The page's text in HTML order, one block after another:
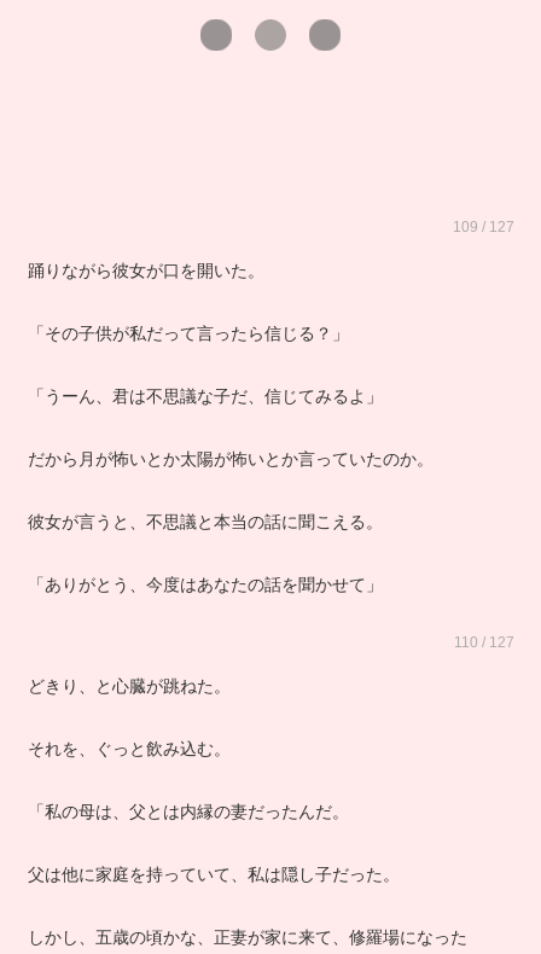
109 / 127
踊りながら彼女が口を開いた。
「その子供が私だって言ったら信じる？」
「うーん、君は不思議な子だ、信じてみるよ」
だから月が怖いとか太陽が怖いとか言っていたのか。
彼女が言うと、不思議と本当の話に聞こえる。
「ありがとう、今度はあなたの話を聞かせて」
110 / 127
どきり、と心臓が跳ねた。
それを、ぐっと飲み込む。
「私の母は、父とは内縁の妻だったんだ。
父は他に家庭を持っていて、私は隠し子だった。
しかし、五歳の頃かな、正妻が家に来て、修羅場になった